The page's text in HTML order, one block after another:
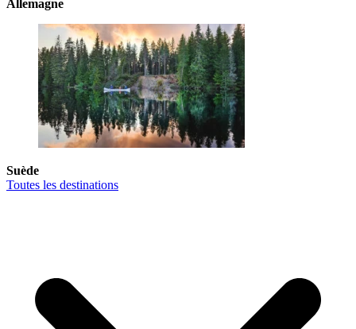
Allemagne
Suède
Toutes les destinations